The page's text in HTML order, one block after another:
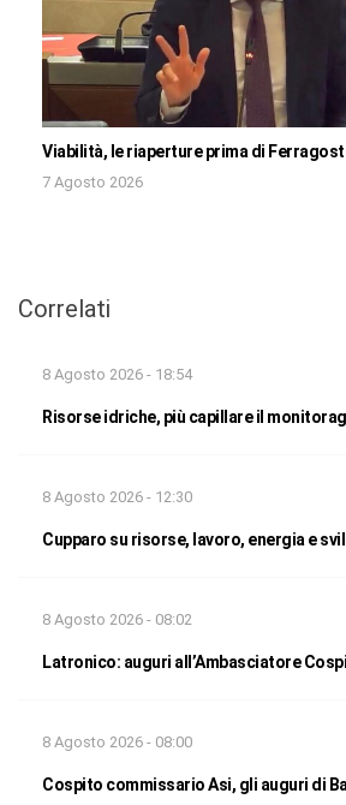
Viabilità, le riaperture prima di
7 Agosto 2026
Correlati
8 Agosto 2026 - 18:54
Risorse idriche, più capillare il
8 Agosto 2026 - 12:30
Cupparo su risorse, lavoro, energia e
8 Agosto 2026 - 08:02
Latronico: auguri all’Ambasciatore
8 Agosto 2026 - 08:00
Cospito commissario Asi, gli auguri di